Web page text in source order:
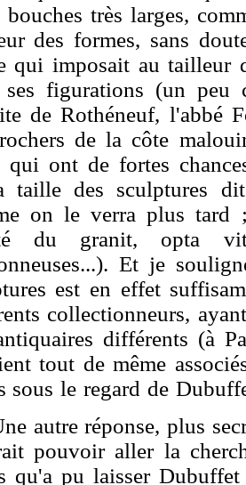
bouches très larges,
des formes, sans
qui imposait au tailleur
ses figurations (un peu
de Rothéneuf, l'abbé
de la côte
qui ont de fortes
taille des sculptures
on le verra plus tard
du granit, opta
Et je
est en effet
collectionneurs,
différents (à
tout de même
sous le regard de
autre réponse, plus
pouvoir aller la
qu'a pu laisser